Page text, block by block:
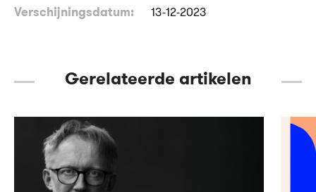
Verschijningsdatum:
13-12-2023
Gerelateerde artikelen